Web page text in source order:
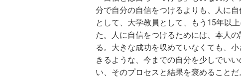
分で自分の自信をつけるよりも、人に
として、大学教員として、もう15年以
た。人に自信をつけるためには、本人
る。大きな成功を収めていなくても、
きるような、今までの自分を少しでい
い、そのプロセスと結果を褒めることだ